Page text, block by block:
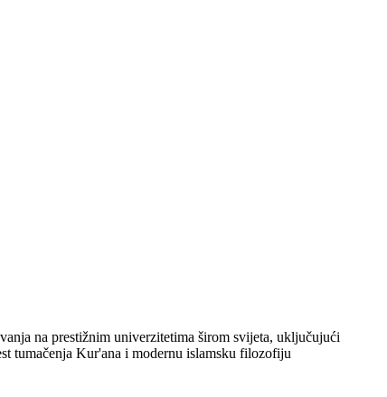
na prestižnim univerzitetima širom svijeta, uključujući
tumačenja Kur'ana i modernu islamsku filozofiju